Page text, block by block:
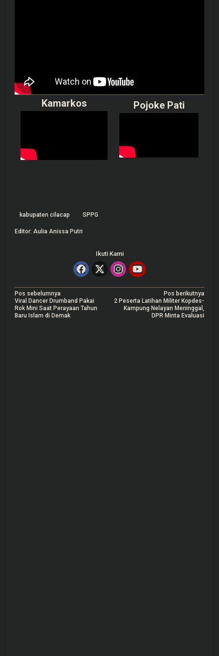
Kamarkos Pojoke Pati
kabupaten cilacap SPPG
Editor: Aulia Anissa Putri
Ikuti Kami
N
a
Pos sebelumnya
Viral Dancer Drumband Pakai
Rok Mini Saat Perayaan Tahun
Baru Islam di Demak
Pos berikutnya
2 Peserta Latihan Militer Kopdes-
Kampung Nelayan Meninggal,
DPR Minta Evaluasi